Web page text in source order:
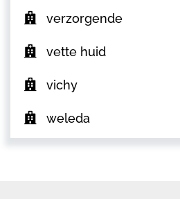
verzorgende
vette huid
vichy
weleda